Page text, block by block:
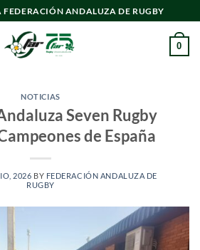
ANDALUZA DE RUGBY
0
NOTICIAS
Seven Rugby
de España
2026 BY FEDERACIÓN ANDALUZA DE
RUGBY